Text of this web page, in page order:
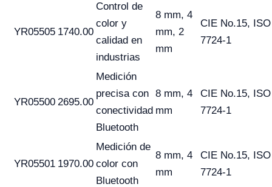
YR05505 1740.00
Control de
color y
calidad en
industrias
8 mm, 4
mm, 2
mm
CIE No.15, ISO
7724-1
YR05500 2695.00
Medición
precisa con
conectividad
Bluetooth
8 mm, 4
mm
CIE No.15, ISO
7724-1
YR05501 1970.00
Medición de
color con
Bluetooth
8 mm, 4
mm
CIE No.15, ISO
7724-1